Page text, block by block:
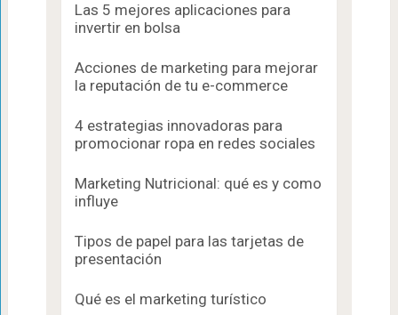
Las 5 mejores aplicaciones para
invertir en bolsa
Acciones de marketing para mejorar
la reputación de tu e-commerce
4 estrategias innovadoras para
promocionar ropa en redes sociales
Marketing Nutricional: qué es y como
influye
Tipos de papel para las tarjetas de
presentación
Qué es el marketing turístico